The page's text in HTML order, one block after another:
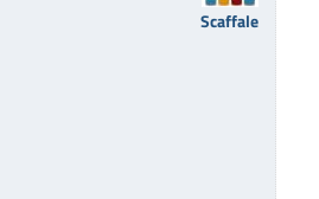
Scaffale